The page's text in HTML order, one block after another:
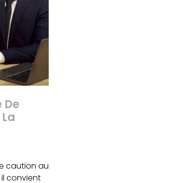
caution au
convient